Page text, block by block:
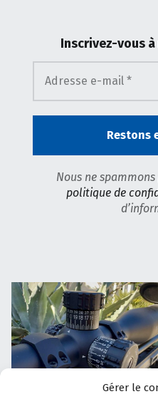
Gérer le
Inscrivez-vous
Nous ne
politique de